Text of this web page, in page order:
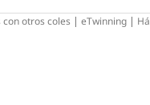
otros coles | eTwinning|